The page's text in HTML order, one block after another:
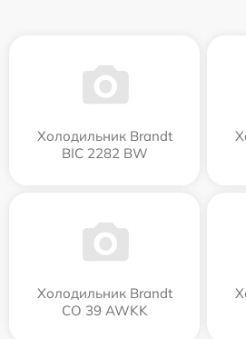
Холодильник Brandt
BIC 2282 BW
Холодильник Brandt
CO 39 AWKK